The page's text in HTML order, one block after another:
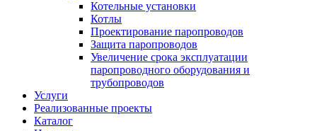
Котельные установки
Котлы
Проектирование паропроводов
Защита паропроводов
Увеличение срока эксплуатации
паропроводного оборудования и
трубопроводов
Услуги
Реализованные проекты
Каталог